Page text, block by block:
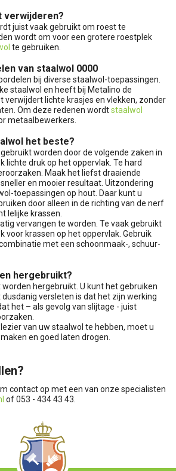
verwijderen?
juist vaak gebruikt om roest te
wordt om voor een grotere roestplek
te gebruiken.
van staalwol 0000
bij diverse staalwol-toepassingen.
staalwol en heeft bij Metalino de
verwijdert lichte krasjes en vlekken, zonder
Om deze redenen wordtstaalwol
metaalbewerkers.
het beste?
worden door de volgende zaken in
lichte druk op het oppervlak. Te hard
Maak het liefst draaiende
en mooier resultaat. Uitzondering
toepassingen op hout. Daar kunt u
door alleen in de richting van de nerf
lelijke krassen.
vervangen te worden. Te vaak gebruikt
voor krassen op het oppervlak. Gebruik
met een schoonmaak-, schuur-
hergebruikt?
hergebruikt. U kunt het gebruiken
versleten is dat het zijn werking
het – als gevolg van slijtage - juist
van uw staalwol te hebben, moet u
en goed laten drogen.
contact op met een van onze specialisten
of 053 - 434 43 43.